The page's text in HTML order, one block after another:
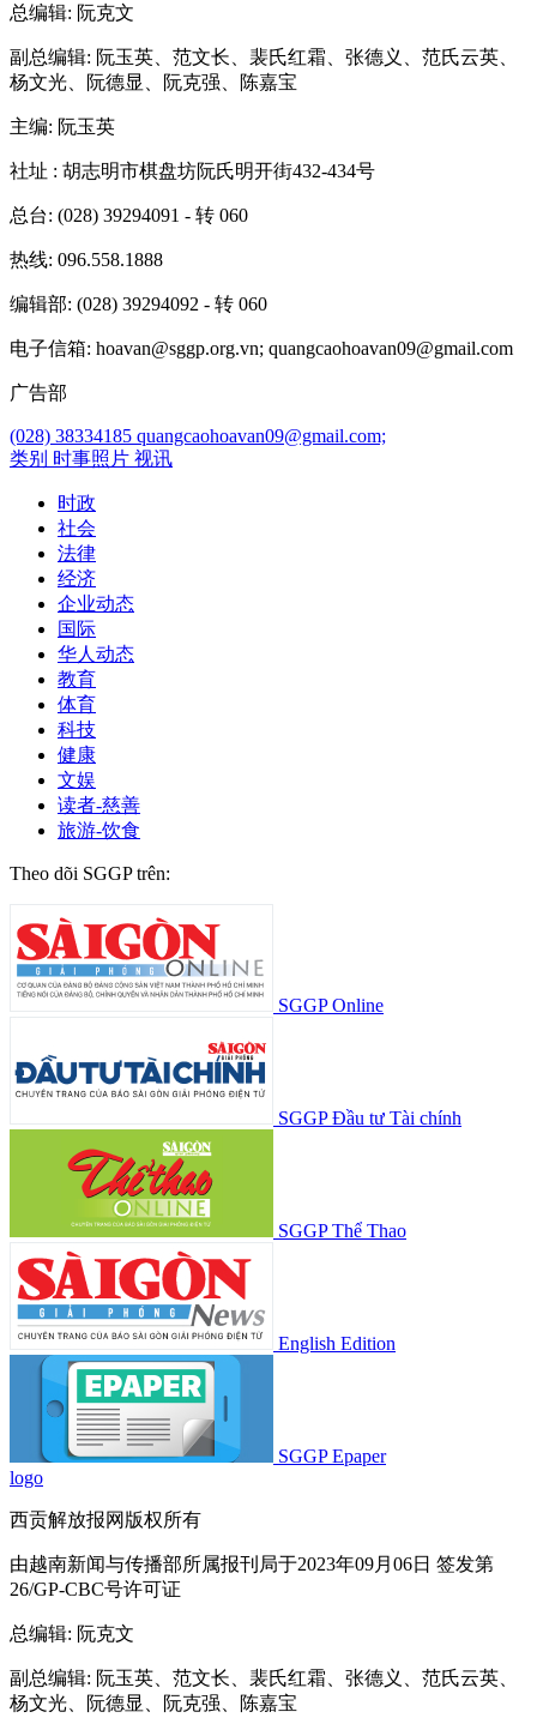
总编辑: 阮克文
副总编辑: 阮玉英、范文长、裴氏红霜、张德义、范氏云英、
杨文光、阮德显、阮克强、陈嘉宝
主编: 阮玉英
社址 : 胡志明市棋盘坊阮氏明开街432-434号
总台: (028) 39294091 - 转 060
热线: 096.558.1888
编辑部: (028) 39294092 - 转 060
电子信箱: hoavan@sggp.org.vn; quangcaohoavan09@gmail.com
广告部
(028) 38334185 quangcaohoavan09@gmail.com;
类别 时事照片 视讯
时政
社会
法律
经济
企业动态
国际
华人动态
教育
体育
科技
健康
文娱
读者-慈善
旅游-饮食
Theo dõi SGGP trên:
SGGP Online
SGGP Đầu tư Tài chính
SGGP Thể Thao
English Edition
SGGP Epaper
logo
西贡解放报网版权所有
由越南新闻与传播部所属报刊局于2023年09月06日 签发第
26/GP-CBC号许可证
总编辑: 阮克文
副总编辑: 阮玉英、范文长、裴氏红霜、张德义、范氏云英、
杨文光、阮德显、阮克强、陈嘉宝